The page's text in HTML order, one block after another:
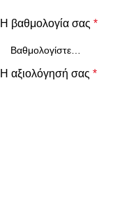
Η βαθμολογία σας *
Η αξιολόγησή σας *